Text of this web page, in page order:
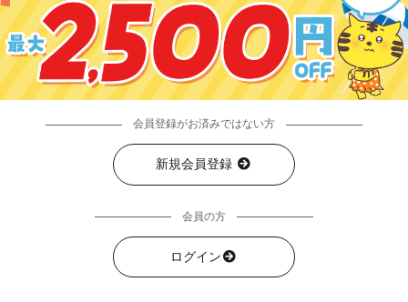
会員登録がお済みではない方
新規会員登録
会員の方
ログイン